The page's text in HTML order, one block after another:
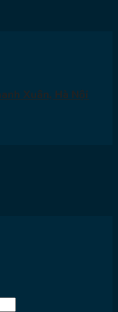
Xuân, Hà Nội